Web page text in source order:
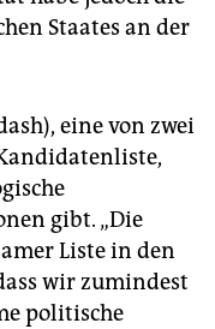
Staates an der
eine von zwei
gibt. „Die
Liste in den
wir zumindest
politische